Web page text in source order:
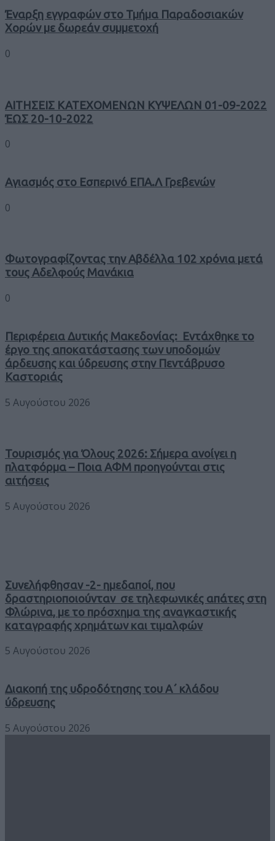
Έναρξη εγγραφών στο Τμήμα Παραδοσιακών
Χορών με δωρεάν συμμετοχή
0
ΑΙΤΗΣΕΙΣ ΚΑΤΕΧΟΜΕΝΩΝ ΚΥΨΕΛΩΝ 01-09-2022
ΈΩΣ 20-10-2022
0
Αγιασμός στο Εσπερινό ΕΠΑ.Λ Γρεβενών
0
Φωτογραφίζοντας την Αβδέλλα 102 χρόνια μετά
τους Αδελφούς Μανάκια
0
Περιφέρεια Δυτικής Μακεδονίας: Εντάχθηκε το
έργο της αποκατάστασης των υποδομών
άρδευσης και ύδρευσης στην Πεντάβρυσο
Καστοριάς
5 Αυγούστου 2026
Τουρισμός για Όλους 2026: Σήμερα ανοίγει η
πλατφόρμα – Ποια ΑΦΜ προηγούνται στις
αιτήσεις
5 Αυγούστου 2026
Συνελήφθησαν -2- ημεδαποί, που
δραστηριοποιούνταν σε τηλεφωνικές απάτες στη
Φλώρινα, με το πρόσχημα της αναγκαστικής
καταγραφής χρημάτων και τιμαλφών
5 Αυγούστου 2026
Διακοπή της υδροδότησης του Α΄ κλάδου
ύδρευσης
5 Αυγούστου 2026